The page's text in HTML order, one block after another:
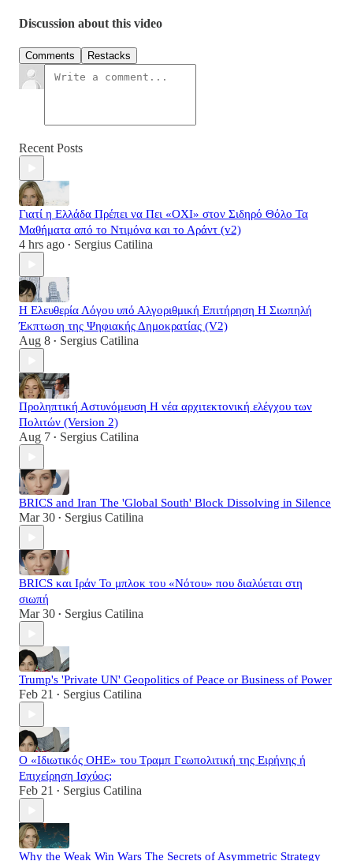
Discussion about this video
Comments Restacks
Recent Posts
Γιατί η Ελλάδα Πρέπει να Πει «ΟΧΙ» στον Σιδηρό Θόλο Τα
Μαθήματα από το Ντιμόνα και το Αράντ (v2)
4 hrs ago • Sergius Catilina
Η Ελευθερία Λόγου υπό Αλγοριθμική Επιτήρηση Η Σιωπηλή
Έκπτωση της Ψηφιακής Δημοκρατίας (V2)
Aug 8 • Sergius Catilina
Προληπτική Αστυνόμευση Η νέα αρχιτεκτονική ελέγχου των
Πολιτών (Version 2)
Aug 7 • Sergius Catilina
BRICS and Iran The 'Global South' Block Dissolving in Silence
Mar 30 • Sergius Catilina
BRICS και Ιράν Το μπλοκ του «Νότου» που διαλύεται στη
σιωπή
Mar 30 • Sergius Catilina
Trump's 'Private UN' Geopolitics of Peace or Business of Power
Feb 21 • Sergius Catilina
Ο «Ιδιωτικός ΟΗΕ» του Τραμπ Γεωπολιτική της Ειρήνης ή
Επιχείρηση Ισχύος;
Feb 21 • Sergius Catilina
Why the Weak Win Wars The Secrets of Asymmetric Strategy